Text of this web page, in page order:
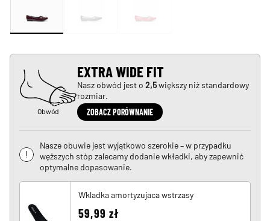
Obwód
EXTRA WIDE FIT
Nasz obwód jest o 2,5większy niż standardowy
rozmiar.
ZOBACZ PORÓWNANIE
Nasze obuwie jest wyjątkowo szerokie – w przypadku
węższych stóp zalecamy dodanie wkładki, aby zapewnić
optymalne dopasowanie.
Wkladka amortyzujaca wstrzasy
59,99 zł